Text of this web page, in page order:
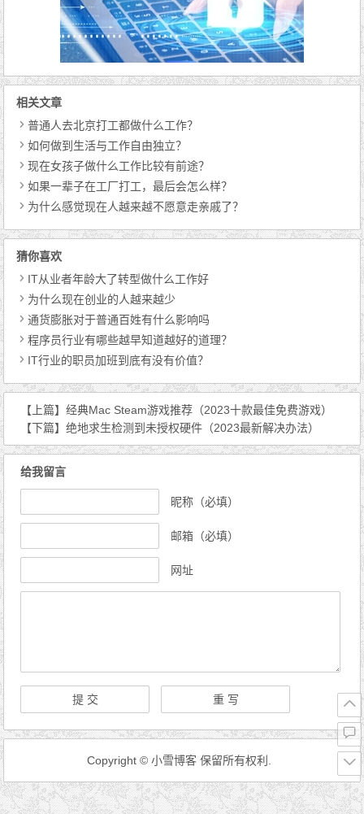
相关文章
普通人去北京打工都做什么工作？
如何做到生活与工作自由独立？
现在女孩子做什么工作比较有前途？
如果一辈子在工厂打工，最后会怎么样？
为什么感觉现在人越来越不愿意走亲戚了？
猜你喜欢
IT从业者年龄大了转型做什么工作好
为什么现在创业的人越来越少
通货膨胀对于普通百姓有什么影响吗
程序员行业有哪些越早知道越好的道理？
IT行业的职员加班到底有没有价值？
【上篇】经典Mac Steam游戏推荐（2023十款最佳免费游戏）
【下篇】绝地求生检测到未授权硬件（2023最新解决办法）
给我留言
昵称（必填）
邮箱（必填）
网址
Copyright © 小雪博客 保留所有权利.